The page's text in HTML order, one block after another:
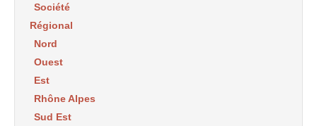
Société
Régional
Nord
Ouest
Est
Rhône Alpes
Sud Est